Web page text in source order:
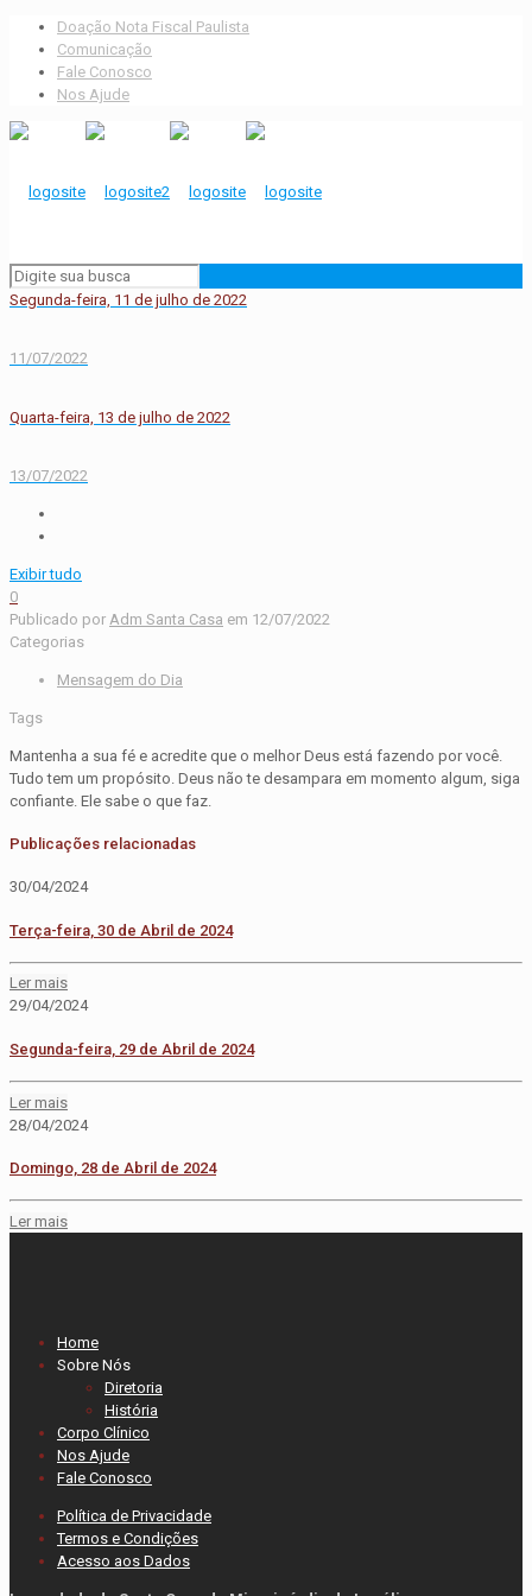
Doação Nota Fiscal Paulista
Comunicação
Fale Conosco
Nos Ajude
Segunda-feira, 11 de julho de 2022
11/07/2022
Quarta-feira, 13 de julho de 2022
13/07/2022
Exibir tudo
0
Publicado por Adm Santa Casa em 12/07/2022
Categorias
Mensagem do Dia
Tags
Mantenha a sua fé e acredite que o melhor Deus está fazendo por você.
Tudo tem um propósito. Deus não te desampara em momento algum, siga
confiante. Ele sabe o que faz.
Publicações relacionadas
30/04/2024
Terça-feira, 30 de Abril de 2024
Ler mais
29/04/2024
Segunda-feira, 29 de Abril de 2024
Ler mais
28/04/2024
Domingo, 28 de Abril de 2024
Ler mais
Home
Sobre Nós
Diretoria
História
Corpo Clínico
Nos Ajude
Fale Conosco
Política de Privacidade
Termos e Condições
Acesso aos Dados